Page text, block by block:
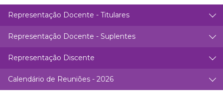
Representação Docente - Titulares
Representação Docente - Suplentes
Representação Discente
Calendário de Reuniões - 2026